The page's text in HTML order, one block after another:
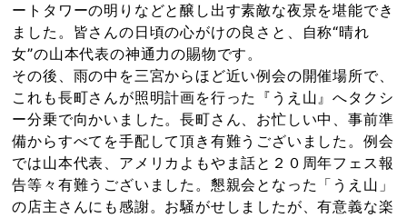
ートタワーの明りなどと醸し出す素敵な夜景を堪能でき
ました。皆さんの日頃の心がけの良さと、自称“晴れ
女”の山本代表の神通力の賜物です。
その後、雨の中を三宮からほど近い例会の開催場所で、
これも長町さんが照明計画を行った『うえ山』へタクシ
ー分乗で向かいました。長町さん、お忙しい中、事前準
備からすべてを手配して頂き有難うございました。例会
では山本代表、アメリカよもやま話と２０周年フェス報
告等々有難うございました。懇親会となった「うえ山」
の店主さんにも感謝。お騒がせしましたが、有意義な楽